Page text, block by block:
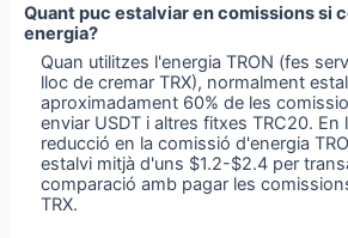
Quant puc estalviar en comissions si
energia?
Quan utilitzes l'energia TRON (fes
lloc de cremar TRX), normalment
aproximadament 60% de les
enviar USDT i altres fitxes TRC20. En
reducció en la comissió d'energia
estalvi mitjà d'uns $1.2-$2.4 per
comparació amb pagar les
TRX.